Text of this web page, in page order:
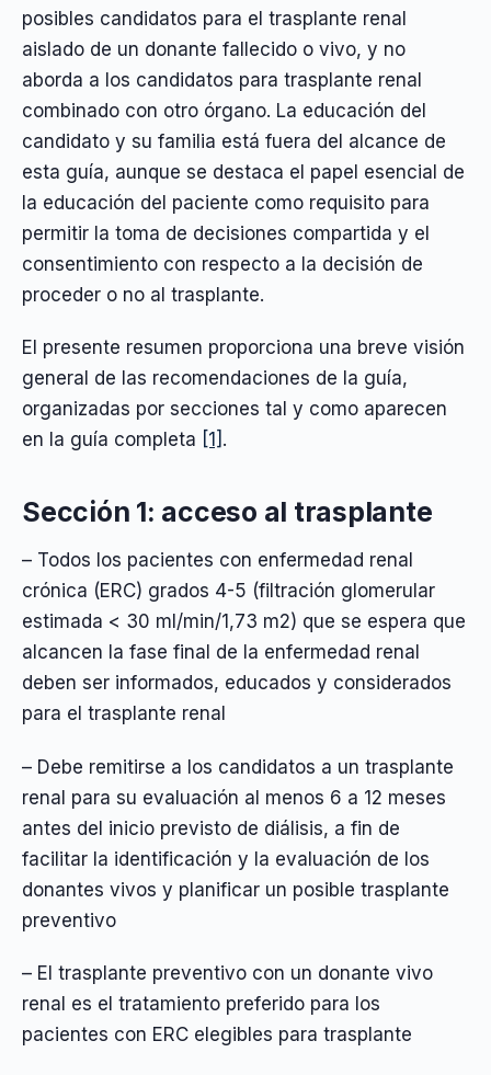
posibles candidatos para el trasplante renal
aislado de un donante fallecido o vivo, y no
aborda a los candidatos para trasplante renal
combinado con otro órgano. La educación del
candidato y su familia está fuera del alcance de
esta guía, aunque se destaca el papel esencial de
la educación del paciente como requisito para
permitir la toma de decisiones compartida y el
consentimiento con respecto a la decisión de
proceder o no al trasplante.
El presente resumen proporciona una breve visión
general de las recomendaciones de la guía,
organizadas por secciones tal y como aparecen
en la guía completa [1] .
Sección 1: acceso al trasplante
– Todos los pacientes con enfermedad renal
crónica (ERC) grados 4-5 (filtración glomerular
estimada < 30 ml/min/1,73 m2) que se espera que
alcancen la fase final de la enfermedad renal
deben ser informados, educados y considerados
para el trasplante renal
– Debe remitirse a los candidatos a un trasplante
renal para su evaluación al menos 6 a 12 meses
antes del inicio previsto de diálisis, a fin de
facilitar la identificación y la evaluación de los
donantes vivos y planificar un posible trasplante
preventivo
– El trasplante preventivo con un donante vivo
renal es el tratamiento preferido para los
pacientes con ERC elegibles para trasplante